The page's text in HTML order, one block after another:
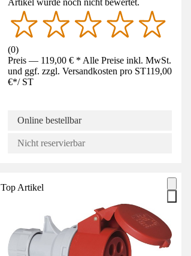
Artikel wurde noch nicht bewertet.
(0)
Preis — 119,00 € * Alle Preise inkl. MwSt.
und ggf. zzgl. Versandkosten pro ST119,00
€*/ ST
Online bestellbar
Nicht reservierbar
Top Artikel